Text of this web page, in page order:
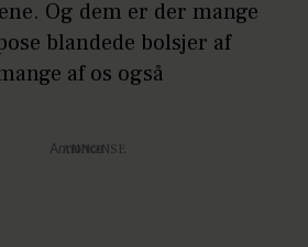
Danmark og
i samme sætning –
helt vildt! Et konkret
på, hvor vild en
den gamle
Og dem er der mange
blandede bolsjer af
af os også
Annonce